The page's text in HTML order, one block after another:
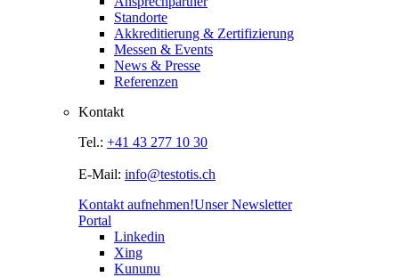
Standorte
Akkreditierung & Zertifizierung
Messen & Events
News & Presse
Referenzen
Kontakt
Tel.: +41 43 277 10 30
E-Mail: info@testotis.ch
Kontakt aufnehmen!Unser Newsletter
Portal
Linkedin
Xing
Kununu